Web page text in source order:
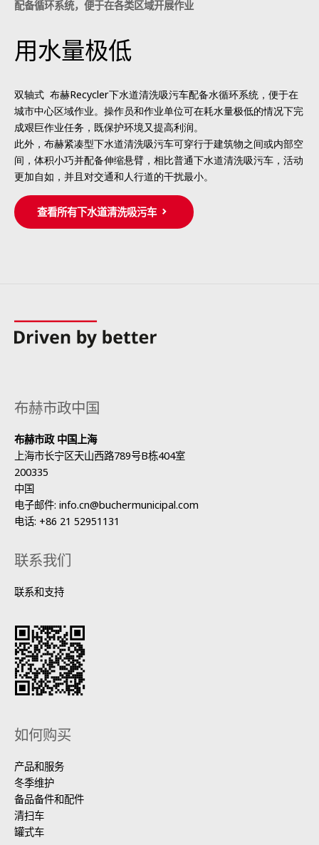
配备循环系统，便于在各类区域开展作业
用水量极低
双轴式 布赫Recycler下水道清洗吸污车配备水循环系统，便于在
城市中心区域作业。操作员和作业单位可在耗水量极低的情况下完
成艰巨作业任务，既保护环境又提高利润。
此外，布赫紧凑型下水道清洗吸污车可穿行于建筑物之间或内部空
间，体积小巧并配备伸缩悬臂，相比普通下水道清洗吸污车，活动
更加自如，并且对交通和人行道的干扰最小。
查看所有下水道清洗吸污车
布赫市政中国
布赫市政 中国上海
上海市长宁区天山西路789号B栋404室
200335
中国
电子邮件: info.cn@buchermunicipal.com
电话: +86 21 52951131
联系我们
联系和支持
如何购买
产品和服务
冬季维护
备品备件和配件
清扫车
罐式车